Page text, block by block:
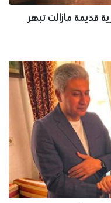
قديمة مازالت تبهر